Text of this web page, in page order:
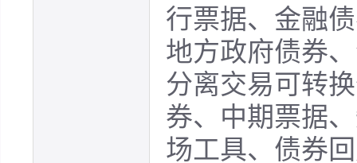
行票据、金融
地方政府债券
分离交易可转
券、中期票据
场工具、债券